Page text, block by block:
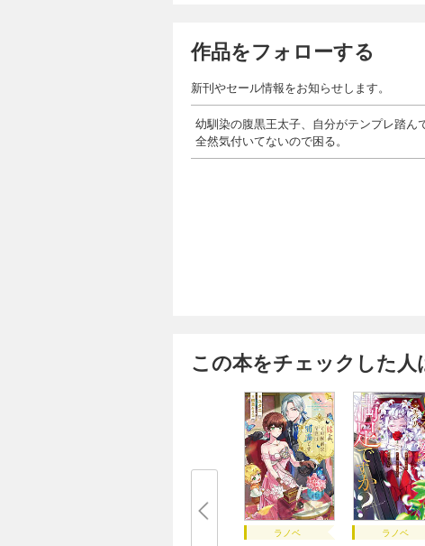
作品をフォローする
新刊やセール情報をお知らせします。
幼馴染の腹黒王太子、自分がテンプレ踏ん
全然気付いてないので困る。
この本をチェックした
ラノベ ラノベ